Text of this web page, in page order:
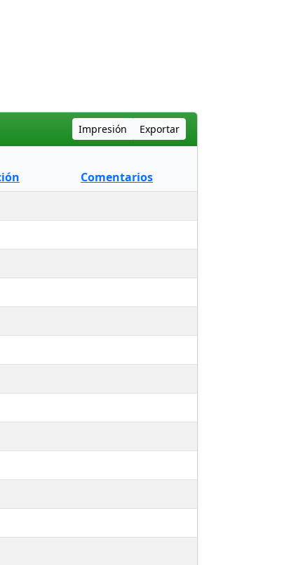
Impresión Exportar
Comentarios